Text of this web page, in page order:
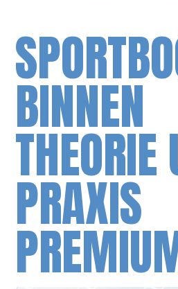
BINNEN
THEORIE
PRAXIS